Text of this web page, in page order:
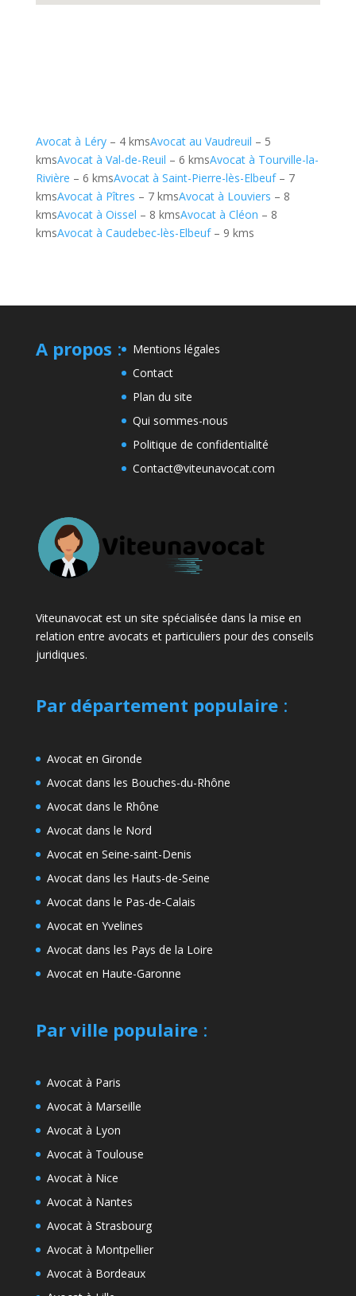
Avocat à Léry– 4 kmsAvocat au Vaudreuil – 5
kmsAvocat à Val-de-Reuil – 6 kmsAvocat à Tourville-la-
Rivière – 6 kmsAvocat à Saint-Pierre-lès-Elbeuf– 7
kmsAvocat à Pîtres – 7 kmsAvocat à Louviers – 8
kmsAvocat à Oissel – 8 kmsAvocat à Cléon – 8
kmsAvocat à Caudebec-lès-Elbeuf– 9 kms
A propos :
Mentions légales
Contact
Plan du site
Qui sommes-nous
Politique de confidentialité
Contact@viteunavocat.com
Viteunavocat est un site spécialisée dans la mise en
relation entre avocats et particuliers pour des conseils
juridiques.
Par département populaire:
Avocat en Gironde
Avocat dans les Bouches-du-Rhône
Avocat dans le Rhône
Avocat dans le Nord
Avocat en Seine-saint-Denis
Avocat dans les Hauts-de-Seine
Avocat dans le Pas-de-Calais
Avocat en Yvelines
Avocat dans les Pays de la Loire
Avocat en Haute-Garonne
Par ville populaire:
Avocat à Paris
Avocat à Marseille
Avocat à Lyon
Avocat à Toulouse
Avocat à Nice
Avocat à Nantes
Avocat à Strasbourg
Avocat à Montpellier
Avocat à Bordeaux